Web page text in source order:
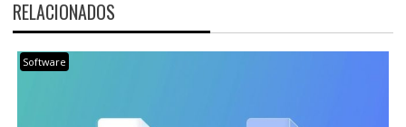
RELACIONADOS
Software